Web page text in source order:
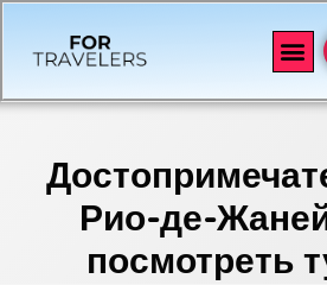
Рио-де-
посмотреть